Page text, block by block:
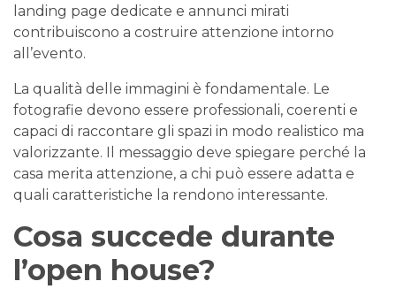
landing page dedicate e annunci mirati
contribuiscono a costruire attenzione intorno
all’evento.
La qualità delle immagini è fondamentale. Le
fotografie devono essere professionali, coerenti e
capaci di raccontare gli spazi in modo realistico ma
valorizzante. Il messaggio deve spiegare perché la
casa merita attenzione, a chi può essere adatta e
quali caratteristiche la rendono interessante.
Cosa succede durante
l’open house?